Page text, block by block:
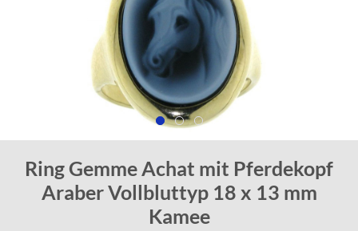
Ring Gemme Achat mit Pferdekopf
Araber Vollbluttyp 18 x 13 mm
Kamee